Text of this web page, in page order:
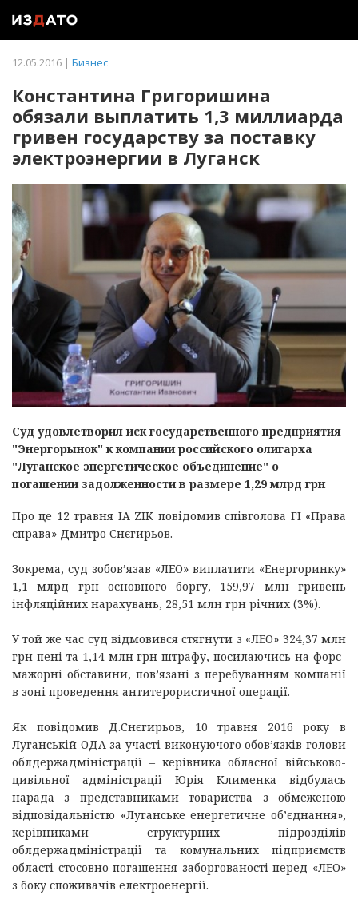
12.05.2016 | Бизнес
Константина Григоришина
обязали выплатить 1,3 миллиарда
гривен государству за поставку
электроэнергии в Луганск
Суд удовлетворил иск государственного предприятия
"Энергорынок" к компании российского олигарха
"Луганское энергетическое объединение" о
погашении задолженности в размере 1,29 млрд грн
Про це 12 травня IA ZIK повідомив співголова ГІ «Права
справа» Дмитро Снєгирьов.
Зокрема, суд зобов’язав «ЛЕО» виплатити «Енергоринку»
1,1 млрд грн основного боргу, 159,97 млн гривень
інфляційних нарахувань, 28,51 млн грн річних (3%).
У той же час суд відмовився стягнути з «ЛЕО» 324,37 млн
грн пені та 1,14 млн грн штрафу, посилаючись на форс-
мажорні обставини, пов’язані з перебуванням компанії
в зоні проведення антитерористичної операції.
Як повідомив Д.Снєгирьов, 10 травня 2016 року в
Луганській ОДА за участі виконуючого обов’язків голови
облдержадміністрації – керівника обласної військово-
цивільної адміністрації Юрія Клименка відбулась
нарада з представниками товариства з обмеженою
відповідальністю «Луганське енергетичне об’єднання»,
керівниками структурних підрозділів
облдержадміністрації та комунальних підприємств
області стосовно погашення заборгованості перед «ЛЕО»
з боку споживачів електроенергії.